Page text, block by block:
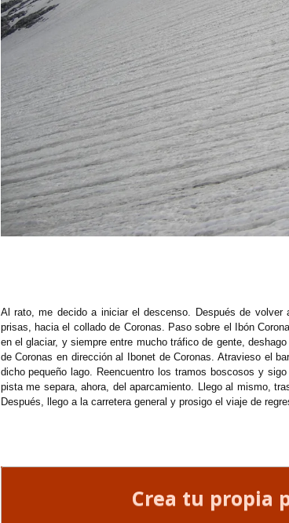
Al rato, me decido a iniciar el descenso. Después de
prisas, hacia el collado de Coronas. Paso sobre el Ibón
en el glaciar, y siempre entre mucho tráfico de gente,
de Coronas en dirección al Ibonet de Coronas. Atravieso el
dicho pequeño lago. Reencuentro los tramos boscosos y
pista me separa, ahora, del aparcamiento. Llego al mismo,
Después, llego a la carretera general y prosigo el viaje de
Crea tu propia